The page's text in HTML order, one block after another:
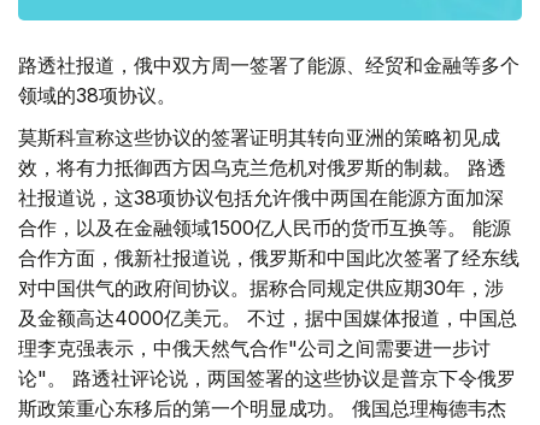
路透社报道，俄中双方周一签署了能源、经贸和金融等多个
领域的38项协议。
莫斯科宣称这些协议的签署证明其转向亚洲的策略初见成
效，将有力抵御西方因乌克兰危机对俄罗斯的制裁。 路透
社报道说，这38项协议包括允许俄中两国在能源方面加深
合作，以及在金融领域1500亿人民币的货币互换等。 能源
合作方面，俄新社报道说，俄罗斯和中国此次签署了经东线
对中国供气的政府间协议。据称合同规定供应期30年，涉
及金额高达4000亿美元。 不过，据中国媒体报道，中国总
理李克强表示，中俄天然气合作"公司之间需要进一步讨
论"。 路透社评论说，两国签署的这些协议是普京下令俄罗
斯政策重心东移后的第一个明显成功。 俄国总理梅德韦杰